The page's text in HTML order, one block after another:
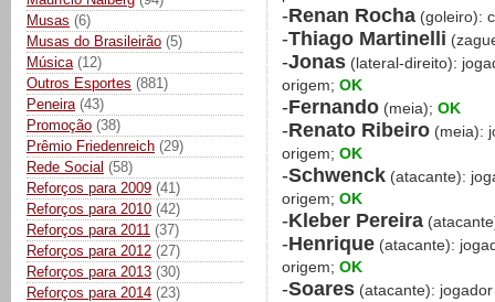
Musas (6)
Musas do Brasileirão (5)
Música (12)
Outros Esportes (881)
Peneira (43)
Promoção (38)
Prêmio Friedenreich (29)
Rede Social (58)
Reforços para 2009 (41)
Reforços para 2010 (42)
Reforços para 2011 (37)
Reforços para 2012 (27)
Reforços para 2013 (30)
Reforços para 2014 (23)
-Renan Rocha (goleiro):
-Thiago Martinelli
-Jonas (lateral-direito):
origem; OK
-Fernando (meia); OK
-Renato Ribeiro (meia):
origem; OK
-Schwenck (atacante):
origem; OK
-Kleber Pereira
-Henrique (atacante):
origem; OK
-Soares (atacante):